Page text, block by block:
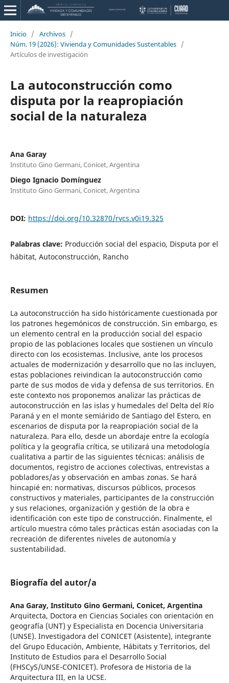
Inicio / Archivos /
Núm. 19 (2026): Vivienda y Comunidades Sustentables /
Artículos de investigación
La autoconstrucción como
disputa por la reapropiación
social de la naturaleza
Ana Garay
Instituto Gino Germani, Conicet, Argentina
Diego Ignacio Domínguez
Instituto Gino Germani, Conicet, Argentina
DOI: https://doi.org/10.32870/rvcs.v0i19.325
Palabras clave: Producción social del espacio, Disputa por el
hábitat, Autoconstrucción, Rancho
Resumen
La autoconstrucción ha sido históricamente cuestionada por
los patrones hegemónicos de construcción. Sin embargo, es
un elemento central en la producción social del espacio
propio de las poblaciones locales que sostienen un vínculo
directo con los ecosistemas. Inclusive, ante los procesos
actuales de modernización y desarrollo que no las incluyen,
estas poblaciones reivindican la autoconstrucción como
parte de sus modos de vida y defensa de sus territorios. En
este contexto nos proponemos analizar las prácticas de
autoconstrucción en las islas y humedales del Delta del Río
Paraná y en el monte semiárido de Santiago del Estero, en
escenarios de disputa por la reapropiación social de la
naturaleza. Para ello, desde un abordaje entre la ecología
política y la geografía crítica, se utilizará una metodología
cualitativa a partir de las siguientes técnicas: análisis de
documentos, registro de acciones colectivas, entrevistas a
pobladores/as y observación en ambas zonas. Se hará
hincapié en: normativas, discursos públicos, procesos
constructivos y materiales, participantes de la construcción
y sus relaciones, organización y gestión de la obra e
identificación con este tipo de construcción. Finalmente, el
artículo muestra cómo tales prácticas están asociadas con la
recreación de diferentes niveles de autonomía y
sustentabilidad.
Biografía del autor/a
Ana Garay, Instituto Gino Germani, Conicet, Argentina
Arquitecta, Doctora en Ciencias Sociales con orientación en
geografía (UNT) y Especialista en Docencia Universitaria
(UNSE). Investigadora del CONICET (Asistente), integrante
del Grupo Educación, Ambiente, Hábitats y Territorios, del
Instituto de Estudios para el Desarrollo Social
(FHSCyS/UNSE-CONICET). Profesora de Historia de la
Arquitectura III, en la UCSE.